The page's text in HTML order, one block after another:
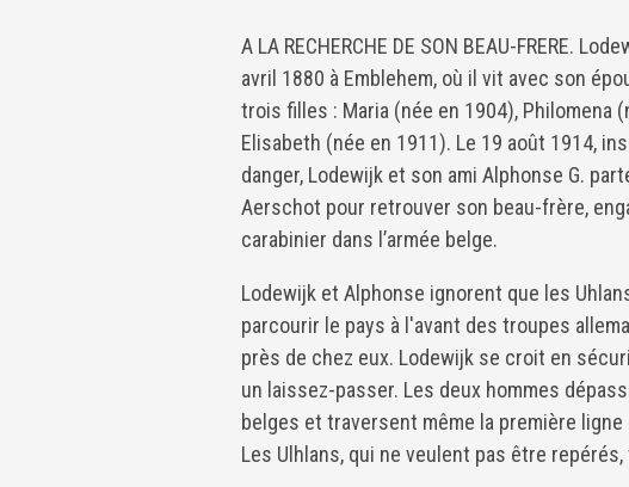
A LA RECHERCHE DE SON BEAU-FRERE.
avril 1880 à Emblehem, où il vit avec son
trois filles : Maria (née en 1904), Philomena
Elisabeth (née en 1911). Le 19 août 1914,
danger, Lodewijk et son ami Alphonse G.
Aerschot pour retrouver son beau-frère,
carabinier dans l’armée belge.
Lodewijk et Alphonse ignorent que les
parcourir le pays à l'avant des troupes
près de chez eux. Lodewijk se croit en
un laissez-passer. Les deux hommes
belges et traversent même la première
Les Ulhlans, qui ne veulent pas être